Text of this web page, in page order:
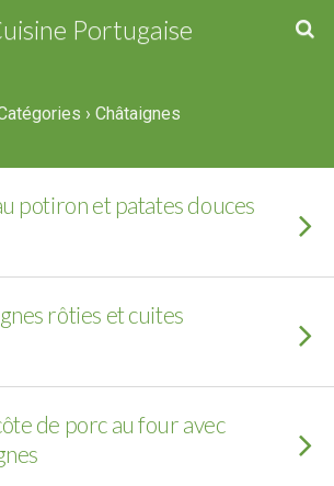
Portugaise
› Châtaignes
potiron et patates douces
rôties et cuites
de porc au four avec